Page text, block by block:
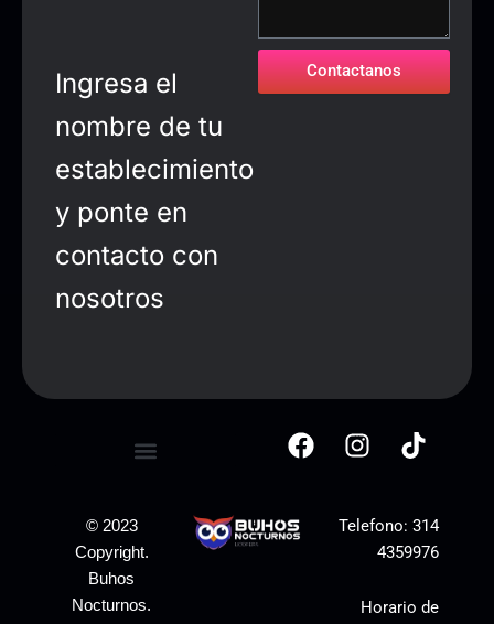
Ingresa el
nombre de tu
establecimiento
y ponte en
contacto con
nosotros
Contactanos
© 2023
Copyright.
Buhos
Nocturnos.
Telefono:314
4359976
Horario de